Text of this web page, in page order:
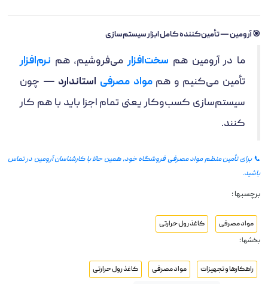
🎯 آرومین — تأمین‌کننده کامل ابزار سیستم‌سازی
ما در آرومین هم سخت‌افزار می‌فروشیم، هم نرم‌افزار
تأمین می‌کنیم و هم مواد مصرفی استاندارد — چون
سیستم‌سازی کسب‌وکار یعنی تمام اجزا باید با هم کار
کنند.
📞 برای تأمین منظم مواد مصرفی فروشگاه خود، همین حالا با کارشناسان آرومین در تماس
باشید.
برچسبها :
مواد مصرفی
کاغذ رول حرارتی
بخشها :
راهکارها و تجهیزات مواد مصرفی کاغذ رول حرارتی